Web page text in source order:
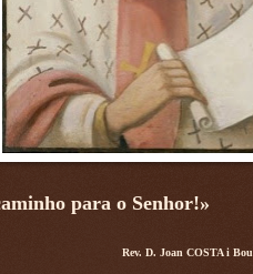
para o Senhor!»
Rev. D. Joan COSTA i